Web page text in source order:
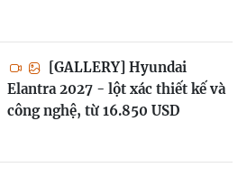
[GALLERY] Hyundai
Elantra 2027 - lột xác thiết kế và
công nghệ, từ 16.850 USD